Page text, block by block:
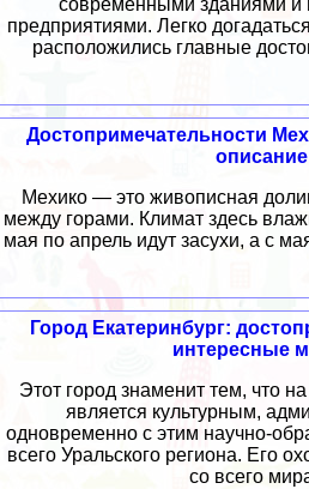
современными зданиями
предприятиями. Легко
расположились главные
Достопримечательности
описание
Мехико — это живописная
между горами. Климат здесь
мая по апрель идут засухи, а с
Город Екатеринбург:
интересные
Этот город знаменит тем, что
является культурным,
одновременно с этим научно-
всего Уральского региона. Его
со всего